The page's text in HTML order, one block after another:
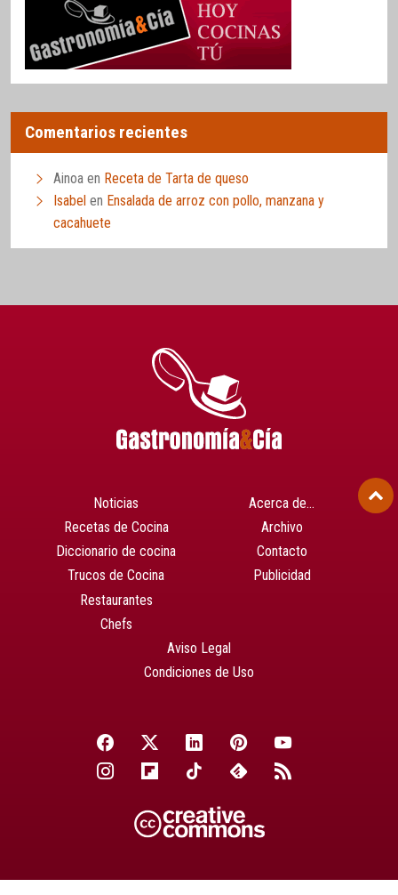
Comentarios recientes
Ainoa en Receta de Tarta de queso
Isabel en Ensalada de arroz con pollo, manzana y
cacahuete
Noticias
Recetas de Cocina
Diccionario de cocina
Trucos de Cocina
Restaurantes
Chefs
Acerca de…
Archivo
Contacto
Publicidad
Aviso Legal
Condiciones de Uso